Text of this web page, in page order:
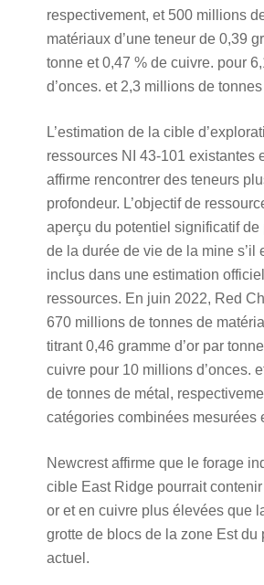
respectivement, et 500 millions
matériaux d’une teneur de 0,39
tonne et 0,47 % de cuivre. pour
d’onces. et 2,3 millions de
L’estimation de la cible
ressources NI 43-101 existantes
affirme rencontrer des teneurs
profondeur. L’objectif de
aperçu du potentiel significatif de
de la durée de vie de la mine s’il
inclus dans une estimation
ressources. En juin 2022, Red
670 millions de tonnes de
titrant 0,46 gramme d’or par
cuivre pour 10 millions d’onces.
de tonnes de métal,
catégories combinées mesurées
Newcrest affirme que le forage
cible East Ridge pourrait
or et en cuivre plus élevées que
grotte de blocs de la zone Est du
actuel.